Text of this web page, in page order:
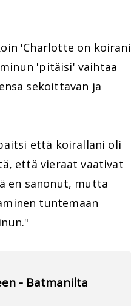
'Charlotte on koirani
'pitäisi' vaihtaa
sekoittavan ja
että koirallani oli
että vieraat vaativat
en sanonut, mutta
tuntemaan
- Batmanilta